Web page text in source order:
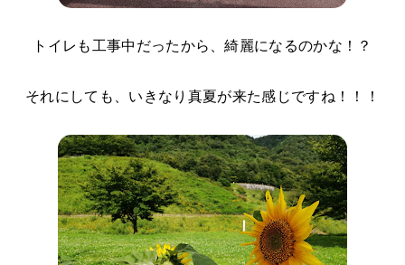
トイレも工事中だったから、綺麗になるのかな！？
それにしても、いきなり真夏が来た感じですね！！！